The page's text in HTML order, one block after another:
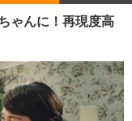
ジェット・ツール
韓国・芸能
スポーツ
グルメ
ショッピング
ゃんに！再現度高